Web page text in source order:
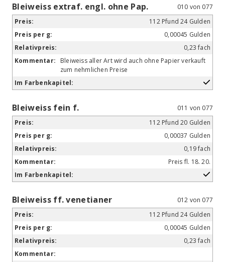
Bleiweiss extraf. engl. ohne Pap.
010 von 077
112 Pfund 24 Gulden
0,00045 Gulden
0,23 fach
Bleiweiss aller Art wird auch ohne Papier verkauft
zum nehmlichen Preise
Bleiweiss fein f.
011 von 077
112 Pfund 20 Gulden
0,00037 Gulden
0,19 fach
Preis fl. 18. 20.
Bleiweiss ff. venetianer
012 von 077
112 Pfund 24 Gulden
0,00045 Gulden
0,23 fach